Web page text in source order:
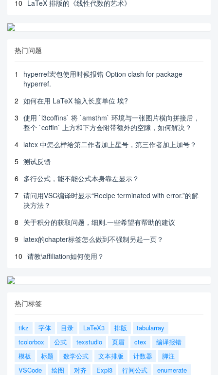
10 LaTeX 排版的《线性代数的艺术》
热门问题
1
hyperref宏包使用时候报错 Option clash for package
hyperref.
2 如何在用 LaTeX 输入长度单位 埃?
3 使用 `l3coffins` 将 `amsthm` 环境与一张图片横向拼接后，
整个 `coffin` 上方和下方会附带额外的空隙，如何解决？
4 latex 中怎么样给第二作者加上星号，第三作者加上加号？
5 测试反馈
6 多行公式，能不能公式本身靠左显示？
7 请问用VSC编译时显示“Recipe terminated with error.”的解
决方法？
8 关于积分的获取问题，细则.一些希望有帮助的建议
9 latex的chapter标签怎么做到不强制另起一页？
10 请教\affiliation如何使用？
热门标签
tikz 字体 目录 LaTeX3 排版
tabularray
tcolorbox
公式 texstudio 页眉 ctex
编译报错
模板
标题 数学公式 文本排版 计数器
脚注
VSCode
绘图 对齐 Expl3 行间公式
enumerate